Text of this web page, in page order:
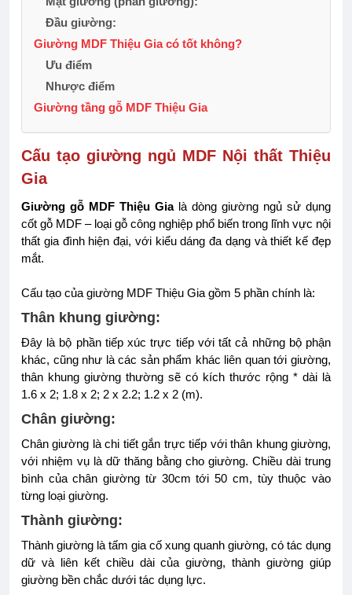
Đầu giường:
Giường MDF Thiệu Gia có tốt không?
Ưu điểm
Nhược điểm
Giường tầng gỗ MDF Thiệu Gia
Cấu tạo giường ngủ MDF Nội thất Thiệu
Gia
Giường gỗ MDF Thiệu Gialà dòng giường ngủ sử dụng
cốt gỗ MDF – loại gỗ công nghiệp phổ biến trong lĩnh vực nội
thất gia đình hiện đại, với kiểu dáng đa dạng và thiết kế đẹp
mắt.
Cấu tạo của giường MDF Thiệu Gia gồm 5 phần chính là:
Thân khung giường:
Đây là bộ phần tiếp xúc trực tiếp với tất cả những bộ phận
khác, cũng như là các sản phẩm khác liên quan tới giường,
thân khung giường thường sẽ có kích thước rộng * dài là
1.6 x 2; 1.8 x 2; 2 x 2.2; 1.2 x 2 (m).
Chân giường:
Chân giường là chi tiết gắn trực tiếp với thân khung giường,
với nhiệm vụ là dữ thăng bằng cho giường. Chiều dài trung
bình của chân giường từ 30cm tới 50 cm, tùy thuộc vào
từng loại giường.
Thành giường:
Thành giường là tấm gia cố xung quanh giường, có tác dụng
dữ và liên kết chiều dài của giường, thành giường giúp
giường bền chắc dưới tác dụng lực.